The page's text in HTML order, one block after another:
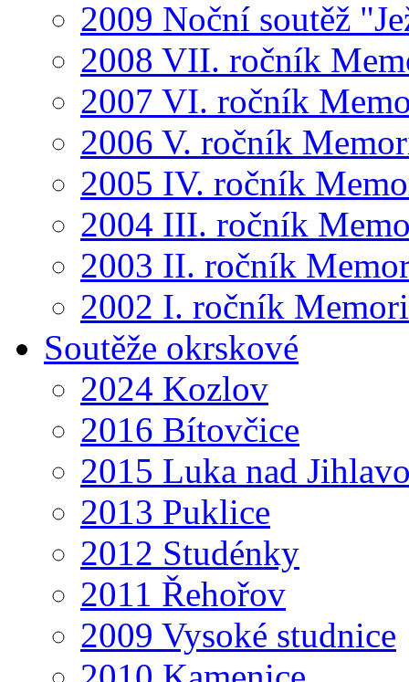
2009 Noční soutěž
2008 VII. ročník
2007 VI. ročník
2006 V. ročník
2005 IV. ročník
2004 III. ročník
2003 II. ročník
2002 I. ročník
Soutěže okrskové
2024 Kozlov
2016 Bítovčice
2015 Luka nad
2013 Puklice
2012 Studénky
2011 Řehořov
2009 Vysoké studnice